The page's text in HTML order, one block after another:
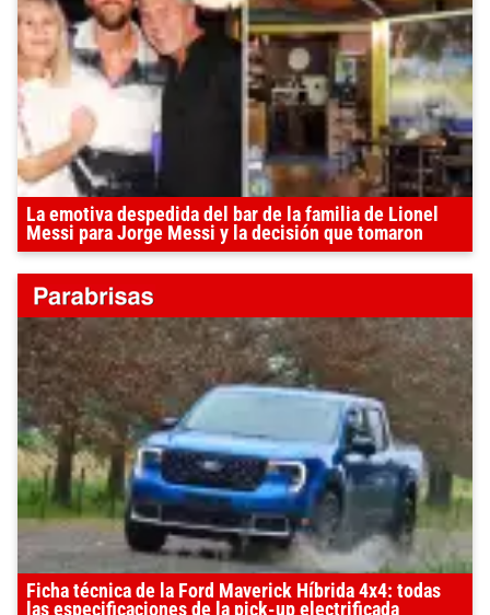
La emotiva despedida del bar de la familia de Lionel
Messi para Jorge Messi y la decisión que tomaron
Ficha técnica de la Ford Maverick Híbrida 4x4: todas
las especificaciones de la pick-up electrificada